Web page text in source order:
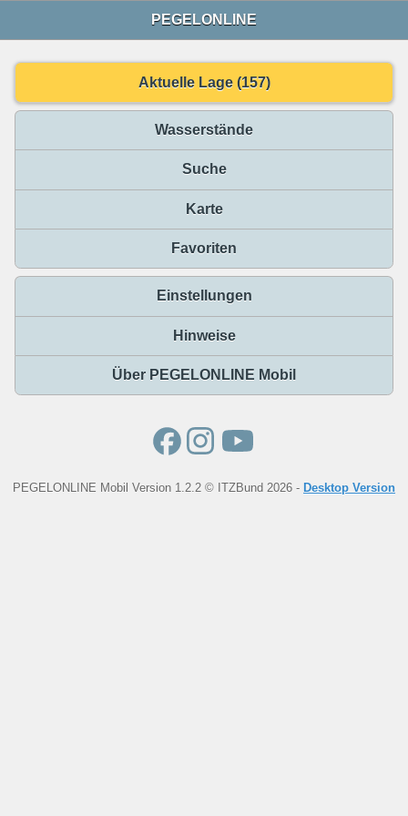
PEGELONLINE
Aktuelle Lage (157)
Wasserstände
Suche
Karte
Favoriten
Einstellungen
Hinweise
Über PEGELONLINE Mobil
PEGELONLINE Mobil Version 1.2.2 © ITZBund 2026 - Desktop Version